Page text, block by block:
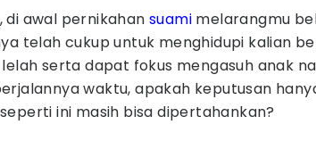
di awal pernikahan suami melarangmu
telah cukup untuk menghidupi kalian
serta dapat fokus mengasuh anak
waktu, apakah keputusan
seperti ini masih bisa dipertahankan?